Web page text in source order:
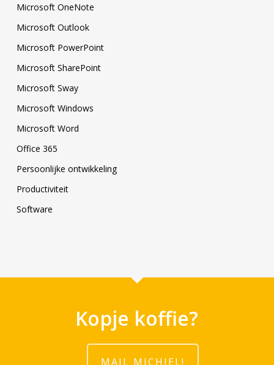
Microsoft OneNote
Microsoft Outlook
Microsoft PowerPoint
Microsoft SharePoint
Microsoft Sway
Microsoft Windows
Microsoft Word
Office 365
Persoonlijke ontwikkeling
Productiviteit
Software
Kopje koffie?
MAIL MICHIEL!